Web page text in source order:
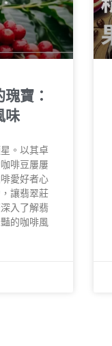
寶：
味
。以其卓
啡豆屢屢
愛好者心
讓翡翠莊
入了解翡
的咖啡風